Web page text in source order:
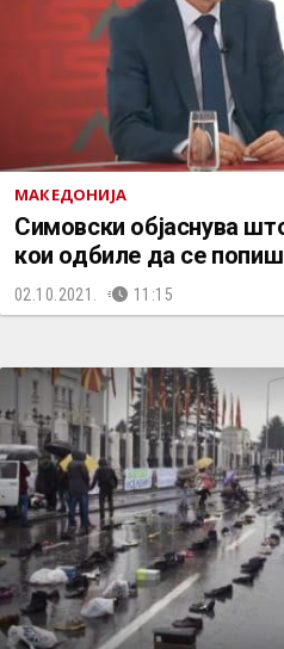
МАКЕДОНИЈА
Симовски објаснува
кои одбиле да се
02.10.2021. 11:15